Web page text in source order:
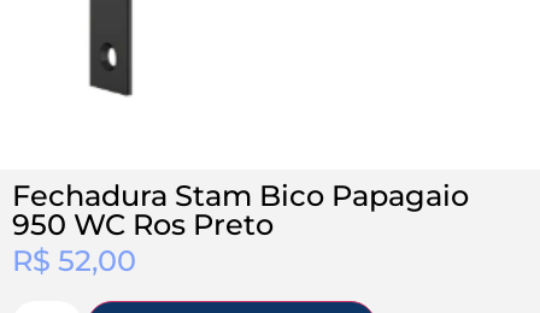
Fechadura Stam Bico Papagaio
950 WC Ros Preto
R$ 52,00